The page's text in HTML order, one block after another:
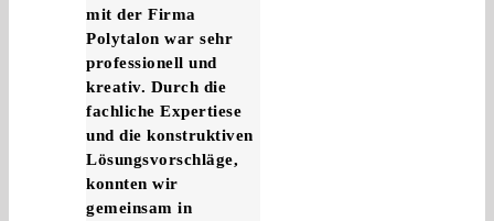
mit der Firma
Polytalon war sehr
professionell und
kreativ. Durch die
fachliche Expertiese
und die konstruktiven
Lösungsvorschläge,
konnten wir
gemeinsam in